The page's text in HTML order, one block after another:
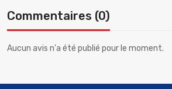
Commentaires (0)
Aucun avis n'a été publié pour le moment.